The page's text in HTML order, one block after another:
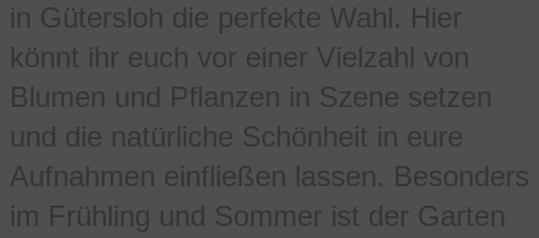
in Gütersloh die perfekte Wahl. Hier
könnt ihr euch vor einer Vielzahl von
Blumen und Pflanzen in Szene setzen
und die natürliche Schönheit in eure
Aufnahmen einfließen lassen. Besonders
im Frühling und Sommer ist der Garten